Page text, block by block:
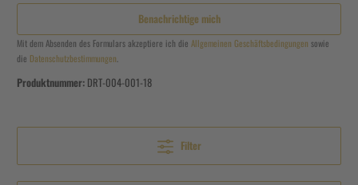
Benachrichtige mich
Mit dem Absenden des Formulars akzeptiere ich die Allgemeinen Geschäftsbedingungen sowie
die Datenschutzbestimmungen
Produktnummer: DRT-004-001-18
Filter